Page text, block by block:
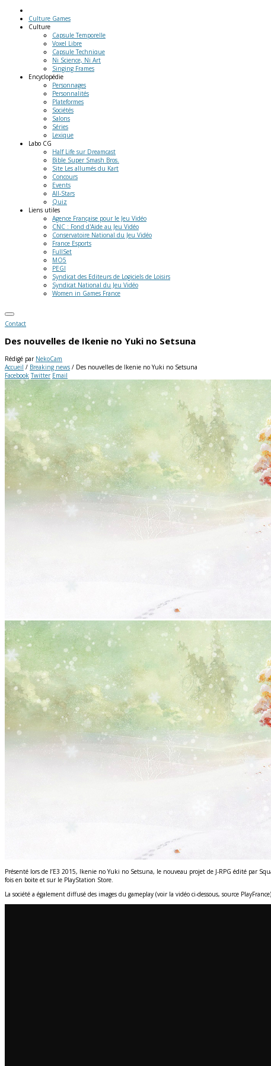
Culture Games
Culture
Capsule Temporelle
Voxel Libre
Capsule Technique
Ni Science, Ni Art
Singing Frames
Encyclopédie
Personnages
Personnalités
Plateformes
Sociétés
Salons
Séries
Lexique
Labo CG
Half Life sur Dreamcast
Bible Super Smash Bros.
Site Les allumés du Kart
Concours
Events
All-Stars
Quiz
Liens utiles
Agence Française pour le Jeu Vidéo
CNC : Fond d'Aide au Jeu Vidéo
Conservatoire National du Jeu Vidéo
France Esports
FullSet
MO5
PEGI
Syndicat des Editeurs de Logiciels de Loisirs
Syndicat National du Jeu Vidéo
Women in Games France
Contact
Des nouvelles de Ikenie no Yuki no Setsuna
Rédigé par NekoCam
Accueil / Breaking news / Des nouvelles de Ikenie no Yuki no Setsuna
Facebook Twitter Email
Présenté lors de l’E3 2015, Ikenie no Yuki no Setsuna, le nouveau projet de J-RPG édité par
fois en boite et sur le PlayStation Store.
La société a également diffusé des images du gameplay (voir la vidéo ci-dessous, source